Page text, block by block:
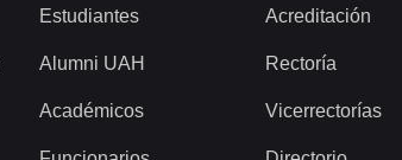
Estudiantes
Alumni UAH
Académicos
Acreditación
Rectoría
Vicerrectorías